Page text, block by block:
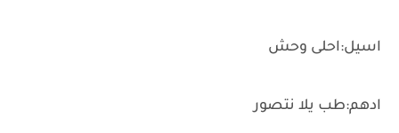
اسيل:احلى وحش
ادهم:طب يلا نتصور